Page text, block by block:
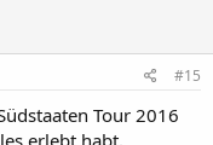
#15
Tour 2016
erlebt habt.